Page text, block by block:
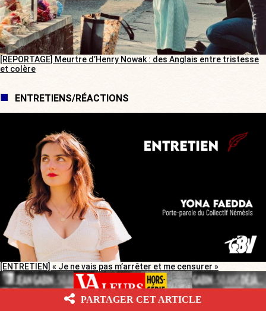
[REPORTAGE] Meurtre d’Henry Nowak : des Anglais entre tristesse
et colère
ENTRETIENS/RÉACTIONS
[ENTRETIEN] « Je ne vais pas m’arrêter et me censurer »
PARTAGER CET ARTICLE